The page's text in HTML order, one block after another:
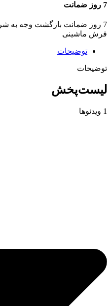
7 روز ضمانت
7 روز ضمانت بازگشت وجه به
فرش ماشینی
توضیحات
توضیحات
لیست‌پخش
1 ویدئوها